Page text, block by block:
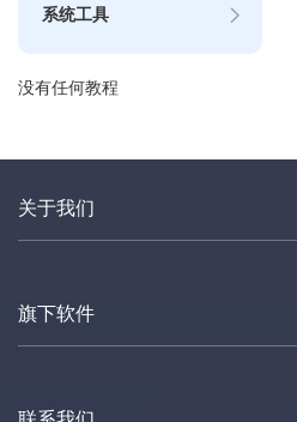
系统工具
没有任何教程
关于我们
旗下软件